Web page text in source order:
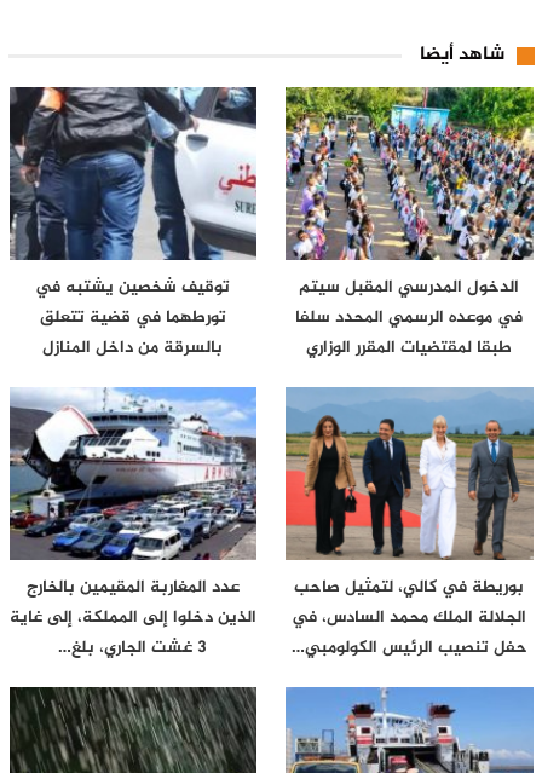
شاهد أيضا
الدخول المدرسي المقبل سیتم
في موعده الرسمي المحدد سلفا
طبقا لمقتضیات المقرر الوزاري
توقيف شخصين يشتبه في
تورطهما في قضية تتعلق
بالسرقة من داخل المنازل
بوريطة في كالي، لتمثيل صاحب
الجلالة الملك محمد السادس، في
حفل تنصيب الرئيس الكولومبي…
عدد المغاربة المقيمين بالخارج
الذين دخلوا إلى المملكة، إلى غاية
3 غشت الجاري، بلغ…